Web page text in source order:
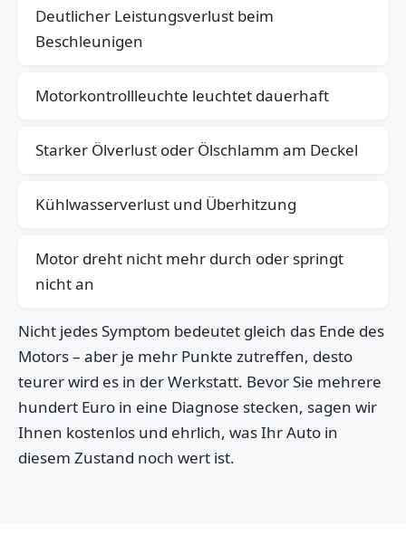
Deutlicher Leistungsverlust beim
Beschleunigen
Motorkontrollleuchte leuchtet dauerhaft
Starker Ölverlust oder Ölschlamm am Deckel
Kühlwasserverlust und Überhitzung
Motor dreht nicht mehr durch oder springt
nicht an
Nicht jedes Symptom bedeutet gleich das Ende des
Motors – aber je mehr Punkte zutreffen, desto
teurer wird es in der Werkstatt. Bevor Sie mehrere
hundert Euro in eine Diagnose stecken, sagen wir
Ihnen kostenlos und ehrlich, was Ihr Auto in
diesem Zustand noch wert ist.